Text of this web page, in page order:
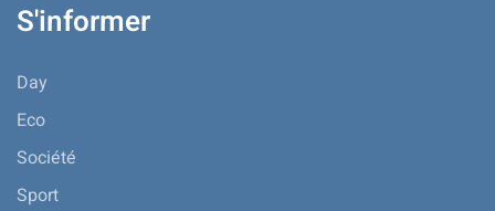
S'informer
Day
Eco
Société
Sport